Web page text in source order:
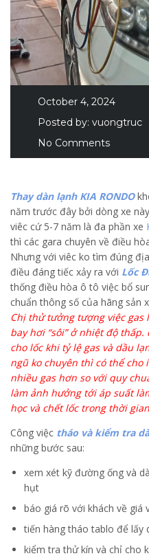
October 4, 2024
Posted by: vuongtruc
No Comments
Thay dàn lạnh KIA RONDO
năm trước đây bởi dòng xe
viêc cứ 5-7 năm là đa phần xe
thì các gara chuyên về điều
Nhưng với viêc ko tìm đúng
điều đáng tiếc xảy ra với Lốc
thống điều hòa ô tô việc bổ
chuẩn thông số của hãng sản
Chị thử tưởng tượng việc
bay hơi “sôi” ở nhiệt độ
cho lốc khi tỷ lệ gas và dầu
ngũ ko chuyên thì có thể cho
nhiều gas hơn so với quy
làm ảnh hưởng tới áp suất
học và chết lốc trong thời
Công việc tháo và kiểm tra
những bước sau:
xem xét kỹ đường ống và
hụt
báo giá rõ với khách về giá
tiến hàng tháo tablo để lấy
kiểm tra thử kín và chỉ cho